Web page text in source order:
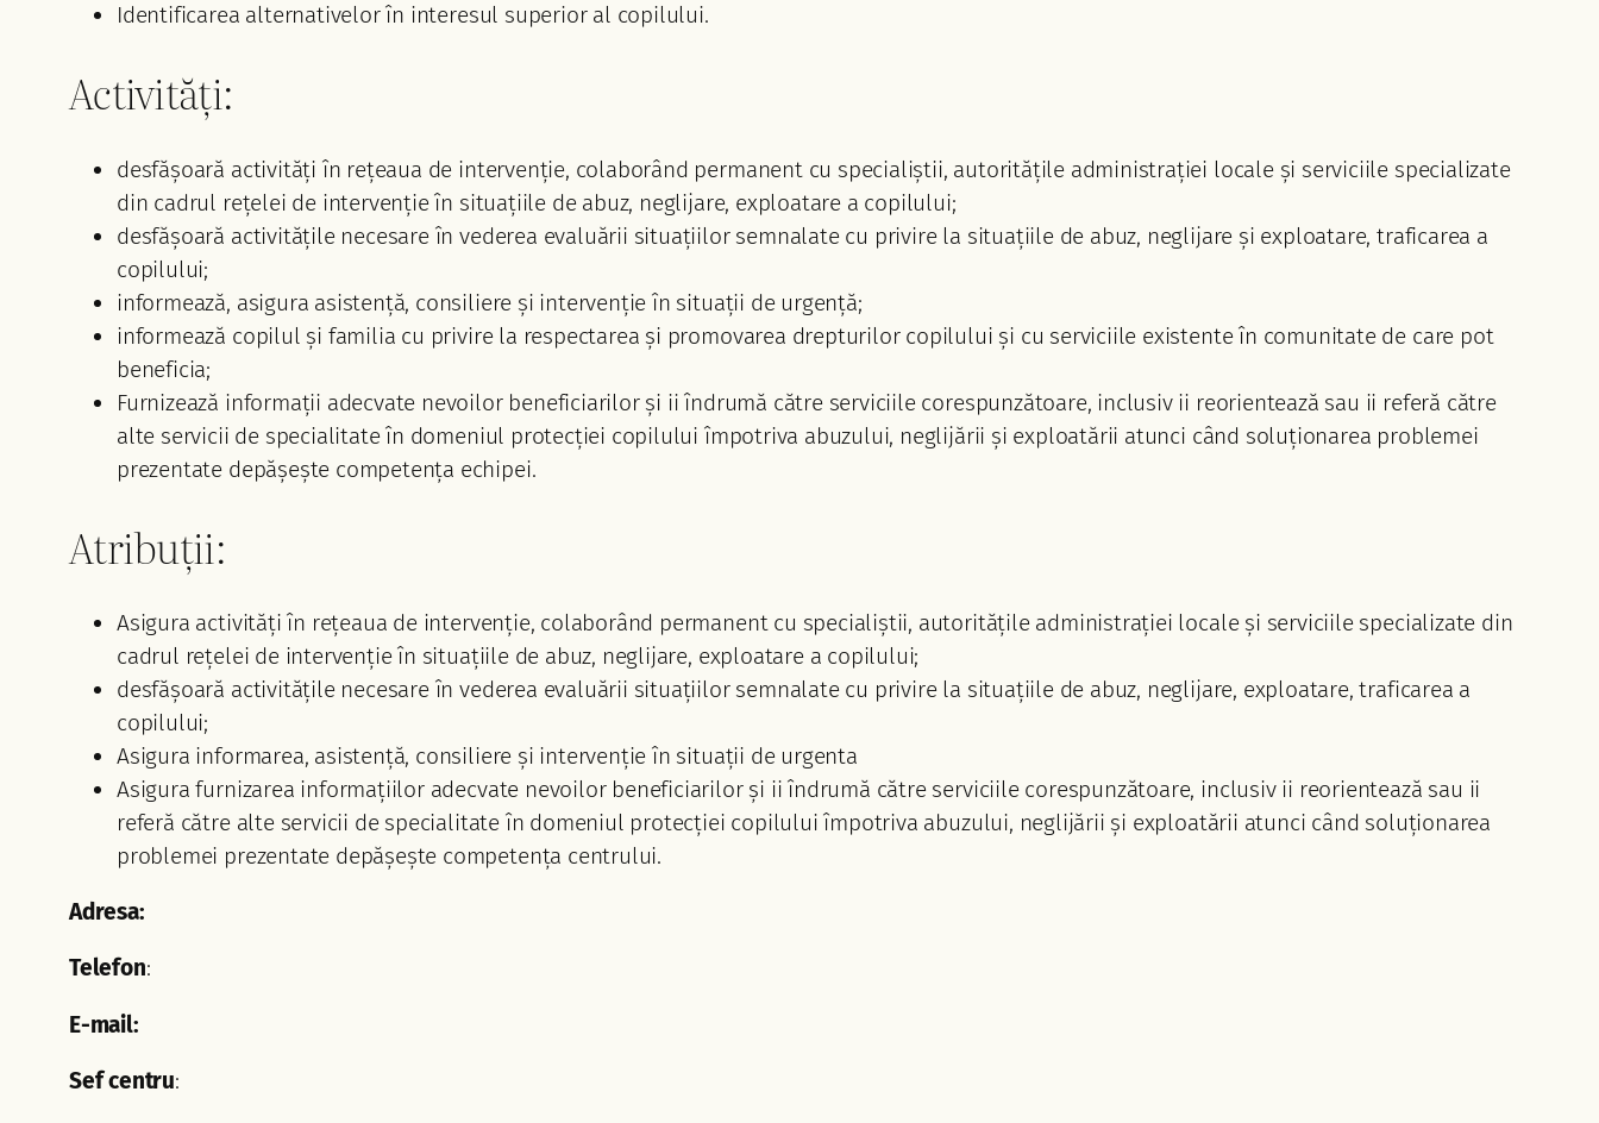
Identificarea alternativelor în interesul superior al copilului.
Activități:
desfășoară activități în rețeaua de intervenție, colaborând permanent cu specialiștii, autoritățile administrației locale și serviciile specializate
din cadrul rețelei de intervenție în situațiile de abuz, neglijare, exploatare a copilului;
desfășoară activitățile necesare în vederea evaluării situațiilor semnalate cu privire la situațiile de abuz, neglijare și exploatare, traficarea a
copilului;
informează, asigura asistență, consiliere și intervenție în situații de urgență;
informează copilul și familia cu privire la respectarea și promovarea drepturilor copilului și cu serviciile existente în comunitate de care pot
beneficia;
Furnizează informații adecvate nevoilor beneficiarilor și ii îndrumă către serviciile corespunzătoare, inclusiv ii reorientează sau ii referă către
alte servicii de specialitate în domeniul protecției copilului împotriva abuzului, neglijării și exploatării atunci când soluționarea problemei
prezentate depășește competența echipei.
Atribuții:
Asigura activități în rețeaua de intervenție, colaborând permanent cu specialiștii, autoritățile administrației locale și serviciile specializate din
cadrul rețelei de intervenție în situațiile de abuz, neglijare, exploatare a copilului;
desfășoară activitățile necesare în vederea evaluării situațiilor semnalate cu privire la situațiile de abuz, neglijare, exploatare, traficarea a
copilului;
Asigura informarea, asistență, consiliere și intervenție în situații de urgenta
Asigura furnizarea informațiilor adecvate nevoilor beneficiarilor și ii îndrumă către serviciile corespunzătoare, inclusiv ii reorientează sau ii
referă către alte servicii de specialitate în domeniul protecției copilului împotriva abuzului, neglijării și exploatării atunci când soluționarea
problemei prezentate depășește competența centrului.
Adresa:
Telefon:
E-mail:
Sef centru: